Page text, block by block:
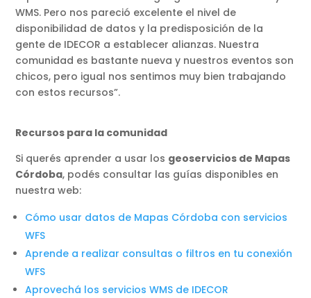
WMS. Pero nos pareció excelente el nivel de
disponibilidad de datos y la predisposición de la
gente de IDECOR a establecer alianzas. Nuestra
comunidad es bastante nueva y nuestros eventos son
chicos, pero igual nos sentimos muy bien trabajando
con estos recursos”.
Recursos para la comunidad
Si querés aprender a usar los geoservicios de Mapas
Córdoba, podés consultar las guías disponibles en
nuestra web:
Cómo usar datos de Mapas Córdoba con servicios
WFS
Aprende a realizar consultas o filtros en tu conexión
WFS
Aprovechá los servicios WMS de IDECOR